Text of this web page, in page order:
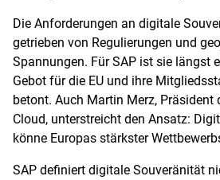
Die Anforderungen an digitale
getrieben von Regulierungen und
Spannungen. Für SAP ist sie längst
Gebot für die EU und ihre
betont. Auch Martin Merz, Präsident
Cloud, unterstreicht den Ansatz:
könne Europas stärkster
SAP definiert digitale Souveränität